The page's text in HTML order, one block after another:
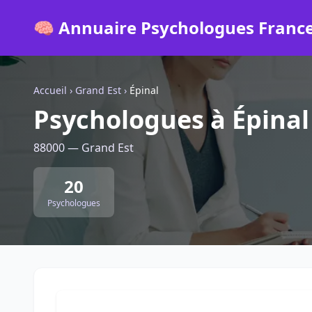
🧠 Annuaire Psychologues
Accueil › Grand Est › Épinal
Psychologues à Épinal
88000 — Grand Est
20
Psychologues